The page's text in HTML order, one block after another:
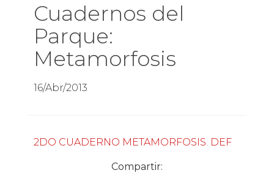
Cuadernos del
Parque:
Metamorfosis
16/Abr/2013
2DO CUADERNO METAMORFOSIS. DEF
Compartir: